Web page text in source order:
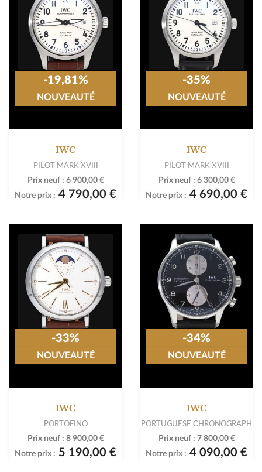
IWC
PILOT MARK XVIII
Prix neuf : 6 900,00 €
Notre prix : 4 790,00 €
-19,81%
NOUVEAUTÉ
IWC
PILOT MARK XVIII
Prix neuf : 6 300,00 €
Notre prix : 4 690,00 €
-35%
NOUVEAUTÉ
IWC
PORTOFINO
Prix neuf : 8 900,00 €
Notre prix : 5 190,00 €
-33%
NOUVEAUTÉ
IWC
PORTUGUESE CHRONOGRAPH
Prix neuf : 7 800,00 €
Notre prix : 4 090,00 €
-34%
NOUVEAUTÉ